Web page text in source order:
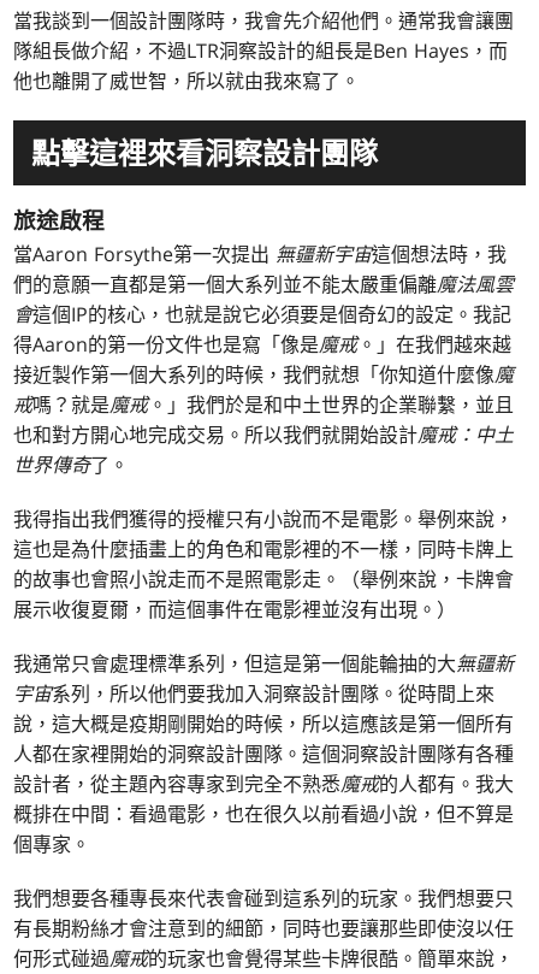
當我談到一個設計團隊時，我會先介紹他們。通常我會讓團
隊組長做介紹，不過LTR洞察設計的組長是Ben Hayes，而
他也離開了威世智，所以就由我來寫了。
點擊這裡來看洞察設計團隊
旅途啟程
當Aaron Forsythe第一次提出 無疆新宇宙這個想法時，我
們的意願一直都是第一個大系列並不能太嚴重偏離魔法風雲
會這個IP的核心，也就是說它必須要是個奇幻的設定。我記
得Aaron的第一份文件也是寫「像是魔戒。」在我們越來越
接近製作第一個大系列的時候，我們就想「你知道什麼像魔
戒嗎？就是魔戒。」我們於是和中土世界的企業聯繫，並且
也和對方開心地完成交易。所以我們就開始設計魔戒：中土
世界傳奇了。
我得指出我們獲得的授權只有小說而不是電影。舉例來說，
這也是為什麼插畫上的角色和電影裡的不一樣，同時卡牌上
的故事也會照小說走而不是照電影走。（舉例來說，卡牌會
展示收復夏爾，而這個事件在電影裡並沒有出現。）
我通常只會處理標準系列，但這是第一個能輪抽的大無疆新
宇宙系列，所以他們要我加入洞察設計團隊。從時間上來
說，這大概是疫期剛開始的時候，所以這應該是第一個所有
人都在家裡開始的洞察設計團隊。這個洞察設計團隊有各種
設計者，從主題內容專家到完全不熟悉魔戒的人都有。我大
概排在中間：看過電影，也在很久以前看過小說，但不算是
個專家。
我們想要各種專長來代表會碰到這系列的玩家。我們想要只
有長期粉絲才會注意到的細節，同時也要讓那些即使沒以任
何形式碰過魔戒的玩家也會覺得某些卡牌很酷。簡單來說，